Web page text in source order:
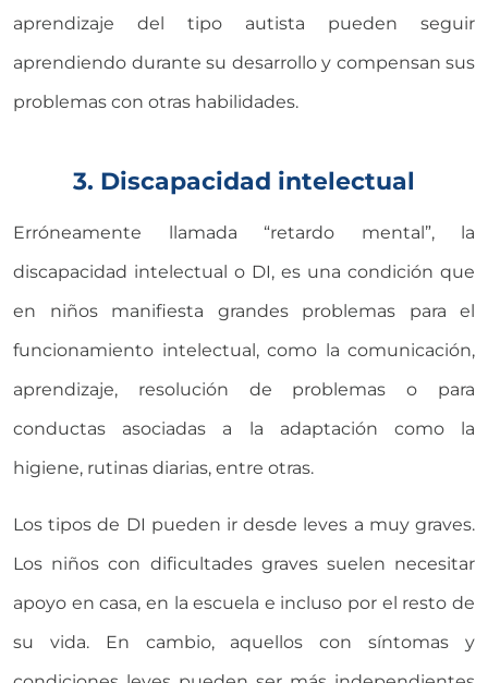
aprendizaje del tipo autista pueden seguir
aprendiendo durante su desarrollo y compensan sus
problemas con otras habilidades.
3. Discapacidad intelectual
Erróneamente llamada “retardo mental”, la
discapacidad intelectual o DI, es una condición que
en niños manifiesta grandes problemas para el
funcionamiento intelectual, como la comunicación,
aprendizaje, resolución de problemas o para
conductas asociadas a la adaptación como la
higiene, rutinas diarias, entre otras.
Los tipos de DI pueden ir desde leves a muy graves.
Los niños con dificultades graves suelen necesitar
apoyo en casa, en la escuela e incluso por el resto de
su vida. En cambio, aquellos con síntomas y